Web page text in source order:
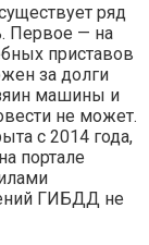
ряд
Первое — на
приставов
за долги
машины и
не может.
с 2014 года,
портале
ГИБДД не